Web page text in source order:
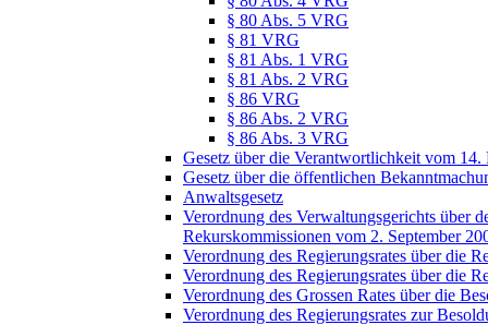
§ 80 Abs. 5 VRG
§ 81 VRG
§ 81 Abs. 1 VRG
§ 81 Abs. 2 VRG
§ 86 VRG
§ 86 Abs. 2 VRG
§ 86 Abs. 3 VRG
Gesetz über die Verantwortlichkeit vom 14.
Gesetz über die öffentlichen
Anwaltsgesetz
Verordnung des Verwaltungsgerichts über
Rekurskommissionen vom 2. September
Verordnung des Regierungsrates über die
Verordnung des Regierungsrates über die
Verordnung des Grossen Rates über die
Verordnung des Regierungsrates zur